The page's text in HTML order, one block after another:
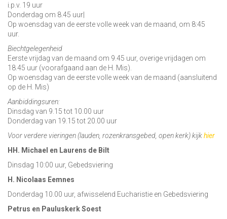
i.p.v. 19 uur
Donderdag om 8.45 uur|
Op woensdag van de eerste volle week van de maand, om 8:45
uur.
Biechtgelegenheid
Eerste vrijdag van de maand om 9.45 uur, overige vrijdagen om
18.45 uur (voorafgaand aan de H. Mis).
Op woensdag van de eerste volle week van de maand (aansluitend
op de H. Mis)
Aanbiddingsuren:
Dinsdag van 9.15 tot 10.00 uur
Donderdag van 19.15 tot 20.00 uur
Voor verdere vieringen (lauden, rozenkransgebed, open kerk) kijkhier
HH. Michael en Laurens de Bilt
Dinsdag 10:00 uur, Gebedsviering
H. Nicolaas Eemnes
Donderdag 10.00 uur, afwisselend Eucharistie en Gebedsviering
Petrus en Pauluskerk Soest